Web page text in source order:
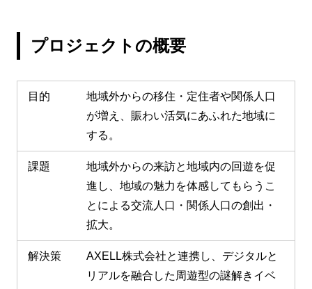
プロジェクトの概要
目的
地域外からの移住・定住者や関係人口
が増え、賑わい活気にあふれた地域に
する。
課題
地域外からの来訪と地域内の回遊を促
進し、地域の魅力を体感してもらうこ
とによる交流人口・関係人口の創出・
拡大。
解決策
AXELL株式会社と連携し、デジタルと
リアルを融合した周遊型の謎解きイベ